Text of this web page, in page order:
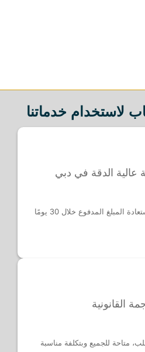
لاستخدام خدماتنا
المبلغ المدفوع خلال 30 يومًا
متاحة للجميع وبتكلفة مناسبة